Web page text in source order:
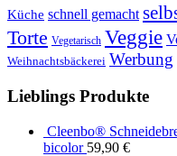
Küche schnell gemacht
Torte Vegetarisch Veggie
Weihnachtsbäckerei Werbung
Lieblings Produkte
Cleenbo®
bicolor 59,90 €